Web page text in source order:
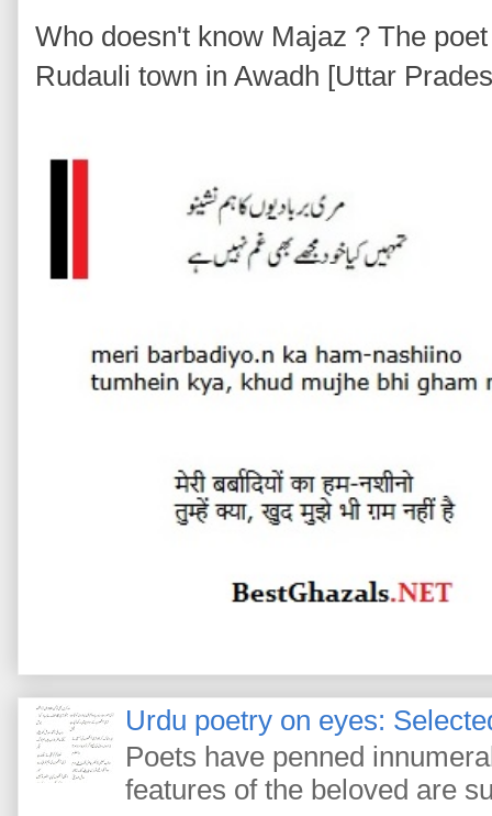
Who doesn't know Majaz ? The
Rudauli town in Awadh [Uttar
Urdu poetry on eyes:
Poets have penned
features of the beloved are